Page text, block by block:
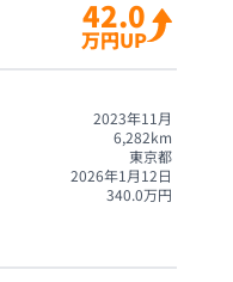
42.0
万円UP
2023年11月
6,282km
東京都
2026年1月12日
340.0万円